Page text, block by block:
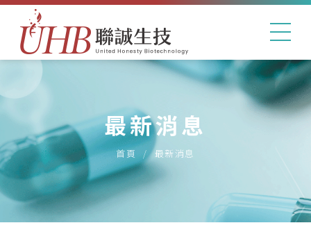
最新消息
首頁 最新消息